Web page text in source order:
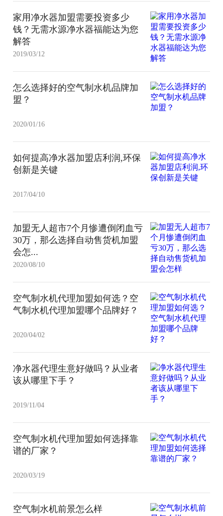
家用净水器加盟需要投资多少
钱？无需水源净水器福能达为您
解答
2019/03/12
怎么选择好的空气制水机品牌加
盟？
2020/01/16
如何提高净水器加盟店利润,环保
创新是关键
2017/04/10
加盟无人超市7个月惨遭倒闭血亏
30万，那么选择自动售货机加盟
会怎...
2020/08/10
空气制水机代理加盟如何选？空
气制水机代理加盟哪个品牌好？
2020/04/02
净水器代理生意好做吗？从业者
该从哪里下手？
2019/11/04
空气制水机代理加盟如何选择靠
谱的厂家？
2020/03/19
空气制水机前景怎么样